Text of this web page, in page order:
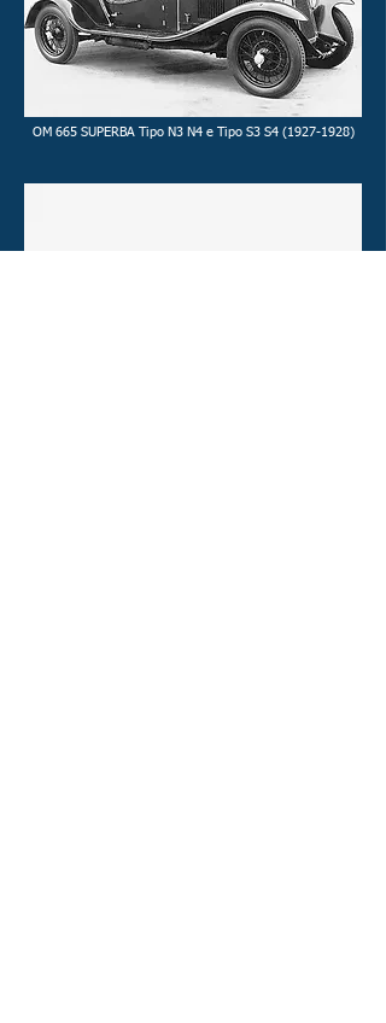
OM 665 SUPERBA Tipo N3 N4 e Tipo S3 S4 (1927-1928)